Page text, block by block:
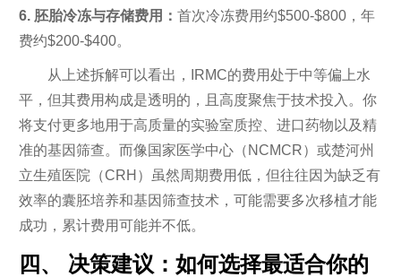
6. 胚胎冷冻与存储费用： 首次冷冻费用约$500-$800，年
费约$200-$400。
从上述拆解可以看出，IRMC的费用处于中等偏上水
平，但其费用构成是透明的，且高度聚焦于技术投入。你
将支付更多地用于高质量的实验室质控、进口药物以及精
准的基因筛查。而像国家医学中心（NCMCR）或楚河州
立生殖医院（CRH）虽然周期费用低，但往往因为缺乏有
效率的囊胚培养和基因筛查技术，可能需要多次移植才能
成功，累计费用可能并不低。
四、 决策建议：如何选择最适合你的